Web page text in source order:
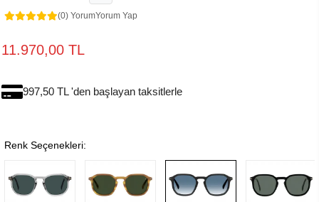
(0) YorumYorum Yap
11.970,00 TL
997,50 TL 'den başlayan taksitlerle
Renk Seçenekleri: